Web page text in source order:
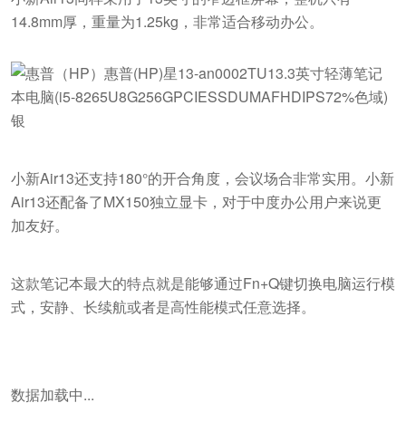
14.8mm厚，重量为1.25kg，非常适合移动办公。
小新Air13还支持180°的开合角度，会议场合非常实用。小新
Air13还配备了MX150独立显卡，对于中度办公用户来说更
加友好。
这款笔记本最大的特点就是能够通过Fn+Q键切换电脑运行模
式，安静、长续航或者是高性能模式任意选择。
数据加载中...